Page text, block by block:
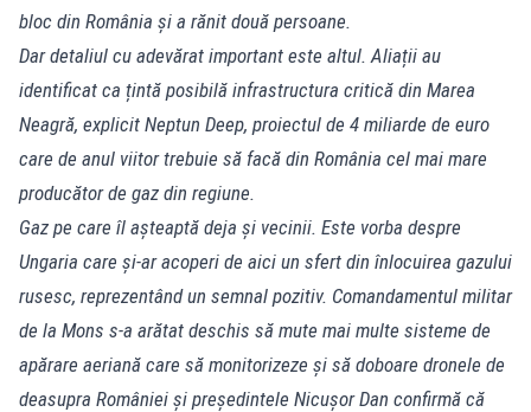
bloc din România și a rănit două persoane.
Dar detaliul cu adevărat important este altul. Aliații au
identificat ca țintă posibilă infrastructura critică din Marea
Neagră, explicit Neptun Deep, proiectul de 4 miliarde de euro
care de anul viitor trebuie să facă din România cel mai mare
producător de gaz din regiune.
Gaz pe care îl așteaptă deja și vecinii. Este vorba despre
Ungaria care și-ar acoperi de aici un sfert din înlocuirea gazului
rusesc, reprezentând un semnal pozitiv. Comandamentul militar
de la Mons s-a arătat deschis să mute mai multe sisteme de
apărare aeriană care să monitorizeze și să doboare dronele de
deasupra României și președintele Nicușor Dan confirmă că